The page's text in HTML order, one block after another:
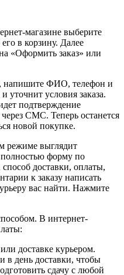
магазине выберите
в корзину. Далее
«Оформить заказ» или
напишите ФИО, телефон и
уточнит условия заказа.
подтверждение
СМС. Теперь останется
новой покупке.
режиме выглядит
форму по
доставки, оплаты,
к заказу написать
вас найти. Нажмите
В интернет-
доставке курьером.
в день доставки, чтобы
сдачу с любой